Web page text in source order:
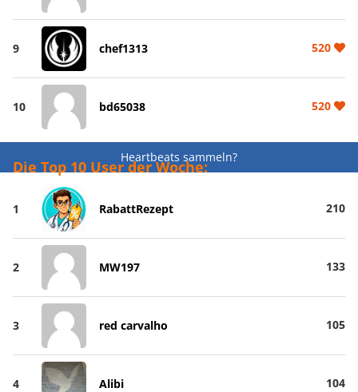
9 chef1313 520
10 bd65038 520
Heartbeats sammeln?
Die Top 10 User der Woche:
1 RabattRezept 210
2 MW197 133
3 red carvalho 105
4 Alibi 104